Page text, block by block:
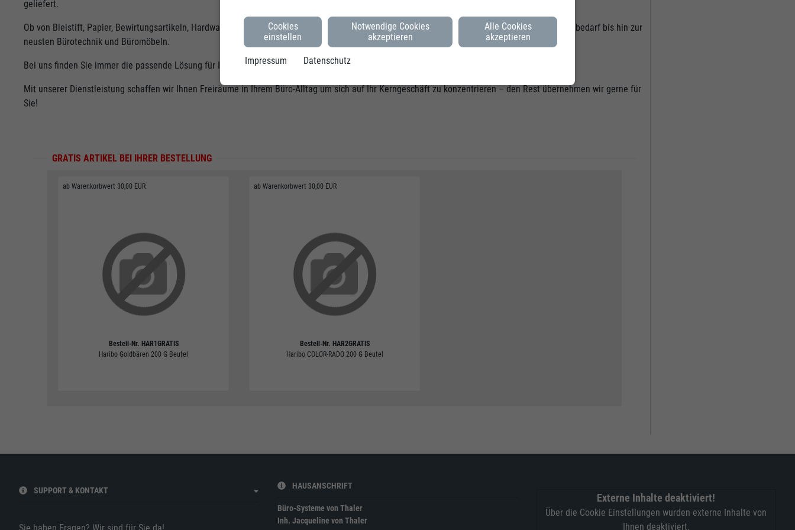
geliefert.
Ob von Bleistift, Papier, Bewirtungsartikeln, Hardware, Software, Tinte & Toner, über Bürotechnik, Büro- & Schulbedarf, Arbeitsschutz und Hygienebedarf bis hin zur
neusten Bürotechnik und Büromöbeln.
Bei uns finden Sie immer die passende Lösung für Ihren Alltag im Büro
Mit unserer Dienstleistung schaffen wir Ihnen Freiräume in Ihrem Büro-Alltag um sich auf Ihr Kerngeschäft zu konzentrieren – den Rest übernehmen wir gerne für
Sie!
GRATIS ARTIKEL BEI IHRER BESTELLUNG
ab Warenkorbwert 30,00 EUR
Bestell-Nr. HAR1GRATIS
Haribo Goldbären 200 G Beutel
ab Warenkorbwert 30,00 EUR
Bestell-Nr. HAR2GRATIS
Haribo COLOR-RADO 200 G Beutel
SUPPORT & KONTAKT HAUSANSCHRIFT
Büro-Systeme von Thaler
Inh. Jacqueline von Thaler
Externe Inhalte deaktiviert!
Über die Cookie Einstellungen wurden externe Inhalte von
Ihnen deaktiviert.
Cookies
einstellen
Notwendige Cookies
akzeptieren
Alle Cookies
akzeptieren
Impressum Datenschutz